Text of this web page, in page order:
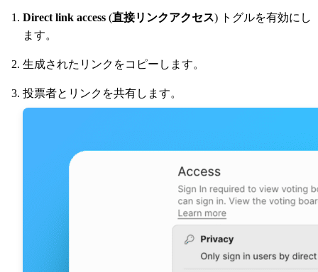
Direct link access (直接リンクアクセス) トグルを有効にし
ます。
生成されたリンクをコピーします。
投票者とリンクを共有します。